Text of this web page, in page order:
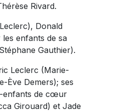
Rivard.
Donald
enfants de sa
Gauthier).
Leclerc (Marie-
Ève Demers); ses
enfants de cœur
Girouard) et Jade